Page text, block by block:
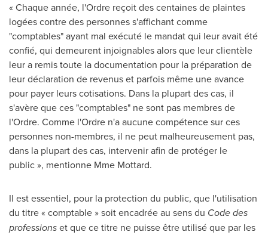
« Chaque année, l'Ordre reçoit des centaines de plaintes
logées contre des personnes s'affichant comme
"comptables" ayant mal exécuté le mandat qui leur avait été
confié, qui demeurent injoignables alors que leur clientèle
leur a remis toute la documentation pour la préparation de
leur déclaration de revenus et parfois même une avance
pour payer leurs cotisations. Dans la plupart des cas, il
s'avère que ces "comptables" ne sont pas membres de
l'Ordre. Comme l'Ordre n'a aucune compétence sur ces
personnes non-membres, il ne peut malheureusement pas,
dans la plupart des cas, intervenir afin de protéger le
public », mentionne Mme Mottard.
Il est essentiel, pour la protection du public, que l'utilisation
du titre « comptable » soit encadrée au sens du Code des
professionset que ce titre ne puisse être utilisé que par les